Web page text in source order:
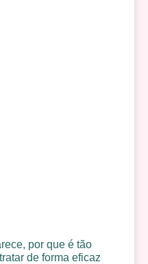
por que é tão
de forma eficaz